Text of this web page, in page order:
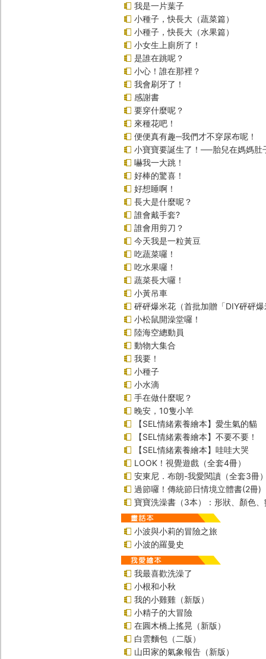
我是一片葉子
小種子，快長大（蔬菜篇）
小種子，快長大（水果篇）
小女生上廁所了！
是誰在跳呢？
小心！誰在那裡？
我會刷牙了！
感謝書
要穿什麼呢？
來種花吧！
便便真有趣─我們才不穿尿布呢！
小寶寶要誕生了！──胎兒在媽媽肚
嚇我一大跳！
好棒的驚喜！
好想睡啊！
長大是什麼呢？
誰會戴手套?
誰會用剪刀？
今天我是一粒黃豆
吃蔬菜囉！
吃水果囉！
蔬菜長大囉！
小黃吊車
砰砰爆米花（首批加贈「DIY砰砰
小松鼠開澡堂囉！
陸海空總動員
動物大集合
我要！
小種子
小水滴
手在做什麼呢？
晚安，10隻小羊
【SEL情緒素養繪本】愛生氣的貓
【SEL情緒素養繪本】不要不要！
【SEL情緒素養繪本】哇哇大哭
LOOK！視覺遊戲（全套4冊）
安東尼．布朗-我愛閱讀（全套3冊
過節囉！傳統節日情境立體書(2冊)
寶寶洗澡書（3本）：形狀、顏色、
小波與小莉的冒險之旅
小波的羅曼史
我最喜歡洗澡了
小根和小秋
我的小雞雞（新版）
小精子的大冒險
在圓木橋上搖晃（新版）
白雲麵包（二版）
山田家的氣象報告（新版）